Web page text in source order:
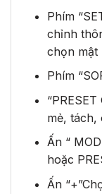
Phím
chỉnh
chọn mật
Phím
mẻ, tách,
Ấn “
hoặc
Ấn